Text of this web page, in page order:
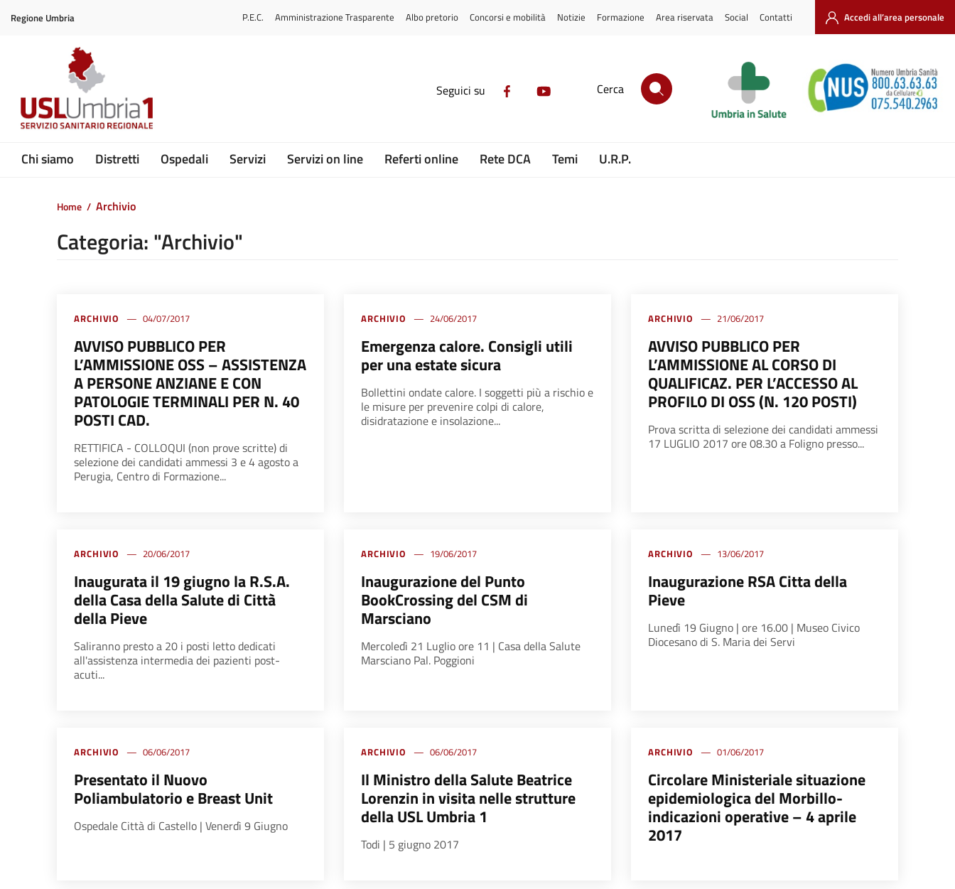
Vai al menu di navigazione
Vai al footer
Regione Umbria P.E.C. Amministrazione Trasparente Albo pretorio Concorsi e mobilità Notizie Formazione Area riservata Social Contatti Accedi all’area personale
Seguici su Cerca
Submenu
Chi siamo Distretti Ospedali Servizi Servizi on line Referti online Rete DCA Temi U.R.P.
Home / Archivio
Categoria: "Archivio"
ARCHIVIO 04/07/2017
AVVISO PUBBLICO PER
L’AMMISSIONE OSS – ASSISTENZA
A PERSONE ANZIANE E CON
PATOLOGIE TERMINALI PER N. 40
POSTI CAD.
RETTIFICA - COLLOQUI (non prove scritte) di
selezione dei candidati ammessi 3 e 4 agosto a
Perugia, Centro di Formazione...
ARCHIVIO 24/06/2017
Emergenza calore. Consigli utili
per una estate sicura
Bollettini ondate calore. I soggetti più a rischio e
le misure per prevenire colpi di calore,
disidratazione e insolazione...
ARCHIVIO 21/06/2017
AVVISO PUBBLICO PER
L’AMMISSIONE AL CORSO DI
QUALIFICAZ. PER L’ACCESSO AL
PROFILO DI OSS (N. 120 POSTI)
Prova scritta di selezione dei candidati ammessi
17 LUGLIO 2017 ore 08.30 a Foligno presso...
ARCHIVIO 20/06/2017
Inaugurata il 19 giugno la R.S.A.
della Casa della Salute di Città
della Pieve
Saliranno presto a 20 i posti letto dedicati
all'assistenza intermedia dei pazienti post-
acuti...
ARCHIVIO 19/06/2017
Inaugurazione del Punto
BookCrossing del CSM di
Marsciano
Mercoledì 21 Luglio ore 11 | Casa della Salute
Marsciano Pal. Poggioni
ARCHIVIO 13/06/2017
Inaugurazione RSA Citta della
Pieve
Lunedì 19 Giugno | ore 16.00 | Museo Civico
Diocesano di S. Maria dei Servi
ARCHIVIO 06/06/2017
Presentato il Nuovo
Poliambulatorio e Breast Unit
Ospedale Città di Castello | Venerdì 9 Giugno
ARCHIVIO 06/06/2017
Il Ministro della Salute Beatrice
Lorenzin in visita nelle strutture
della USL Umbria 1
Todi | 5 giugno 2017
ARCHIVIO 01/06/2017
Circolare Ministeriale situazione
epidemiologica del Morbillo-
indicazioni operative – 4 aprile
2017